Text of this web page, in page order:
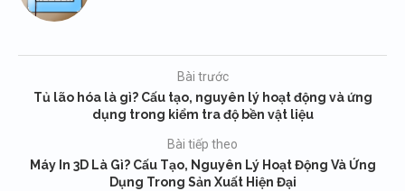
Bài trước
Tủ lão hóa là gì? Cấu tạo, nguyên lý hoạt động và ứng
dụng trong kiểm tra độ bền vật liệu
Bài tiếp theo
Máy In 3D Là Gì? Cấu Tạo, Nguyên Lý Hoạt Động Và Ứng
Dụng Trong Sản Xuất Hiện Đại